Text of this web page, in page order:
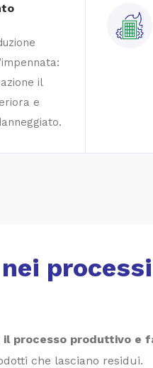
il
e
processi
il processo produttivo e
che lasciano residui.